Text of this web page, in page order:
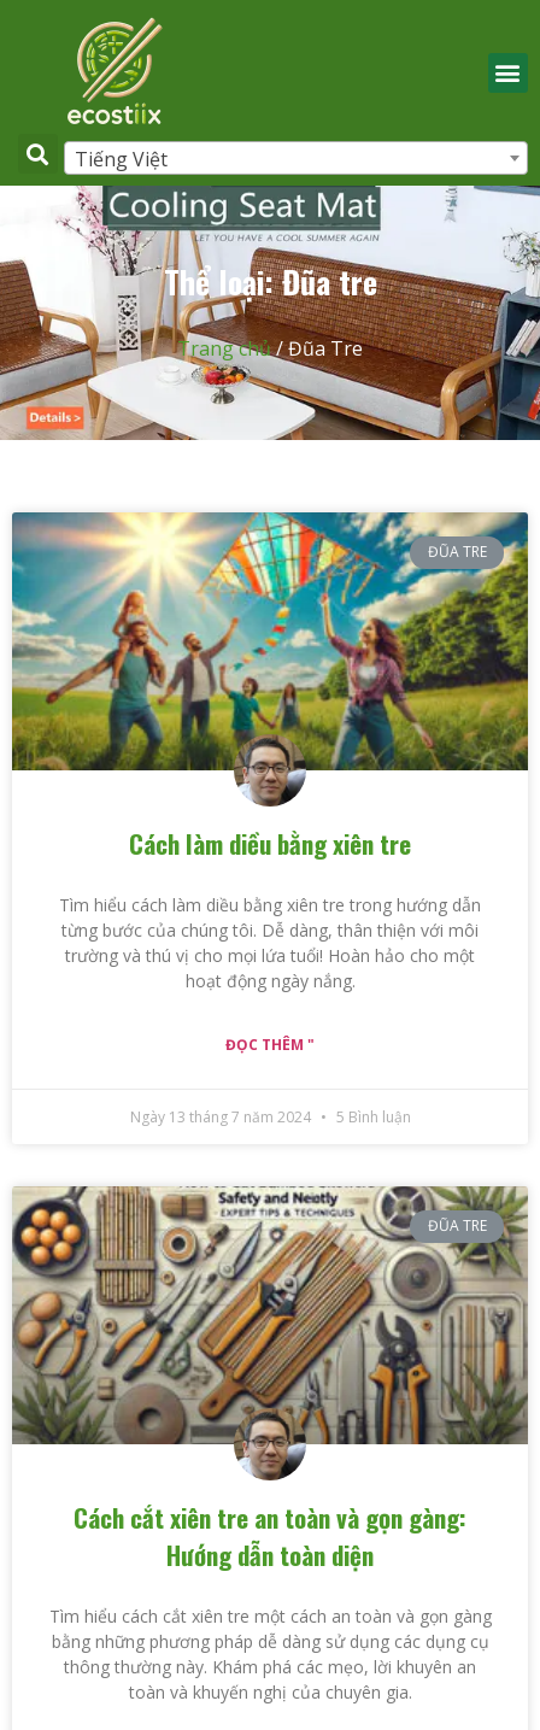
Tiếng Việt
Thể loại: Đũa tre
Trang chủ/ Đũa Tre
ĐŨA TRE
Cách làm diều bằng xiên tre
Tìm hiểu cách làm diều bằng xiên tre trong hướng dẫn
từng bước của chúng tôi. Dễ dàng, thân thiện với môi
trường và thú vị cho mọi lứa tuổi! Hoàn hảo cho một
hoạt động ngày nắng.
ĐỌC THÊM "
Ngày 13 tháng 7 năm 2024 5 Bình luận
ĐŨA TRE
Cách cắt xiên tre an toàn và gọn gàng:
Hướng dẫn toàn diện
Tìm hiểu cách cắt xiên tre một cách an toàn và gọn gàng
bằng những phương pháp dễ dàng sử dụng các dụng cụ
thông thường này. Khám phá các mẹo, lời khuyên an
toàn và khuyến nghị của chuyên gia.